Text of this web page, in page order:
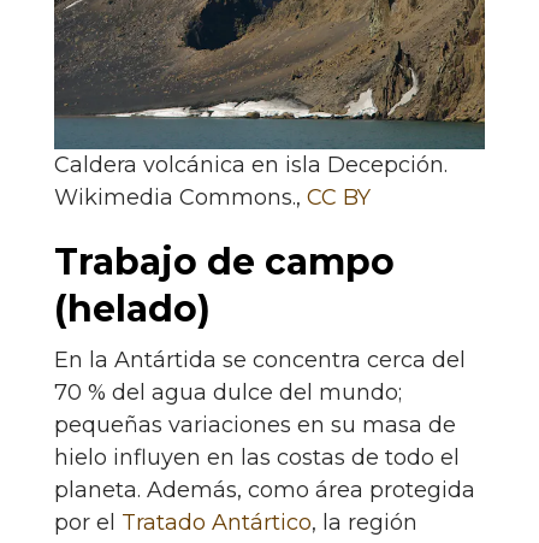
Caldera volcánica en isla Decepción.
Wikimedia Commons., CC BY
Trabajo de campo
(helado)
En la Antártida se concentra cerca del
70 % del agua dulce del mundo;
pequeñas variaciones en su masa de
hielo influyen en las costas de todo el
planeta. Además, como área protegida
por el Tratado Antártico, la región